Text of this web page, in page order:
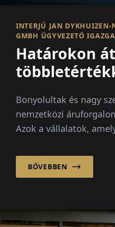
INTERJÚ JAN
GMBH ÜGYVEZETŐ
Határokon
Bonyolultak és nagy
nemzetközi
Azok a vállalatok,
BŐVEBBEN